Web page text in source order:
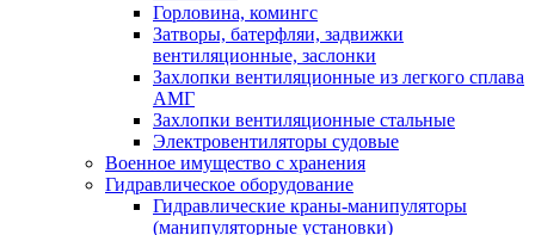
Горловина, комингс
Затворы, батерфляи, задвижки
вентиляционные, заслонки
Захлопки вентиляционные из легкого сплава
АМГ
Захлопки вентиляционные стальные
Электровентиляторы судовые
Военное имущество с хранения
Гидравлическое оборудование
Гидравлические краны-манипуляторы
(манипуляторные установки)